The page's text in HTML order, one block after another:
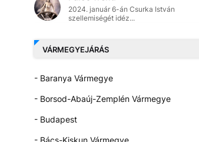
2024. január 6-án Csurka István
szellemiségét idéz...
VÁRMEGYEJÁRÁS
- Baranya Vármegye
- Borsod-Abaúj-Zemplén Vármegye
- Budapest
- Bács-Kiskun Vármegye